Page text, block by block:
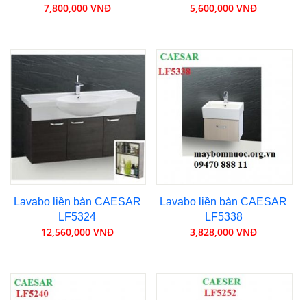
7,800,000 VNĐ 5,600,000 VNĐ
Lavabo liền bàn CAESAR
LF5324
12,560,000 VNĐ
Lavabo liền bàn CAESAR
LF5338
3,828,000 VNĐ